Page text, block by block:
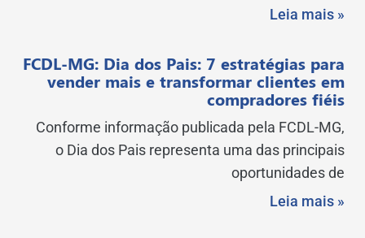
Leia mais »
FCDL-MG: Dia dos Pais: 7 estratégias para
vender mais e transformar clientes em
compradores fiéis
Conforme informação publicada pela FCDL-MG,
o Dia dos Pais representa uma das principais
oportunidades de
Leia mais »